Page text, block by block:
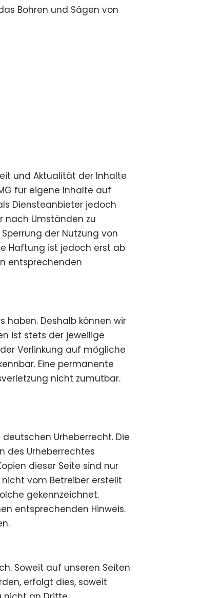
Bohren und Sägen von
und Aktualität der Inhalte
für eigene Inhalte auf
Diensteanbieter jedoch
Umständen zu
der Nutzung von
Haftung ist jedoch erst ab
entsprechenden
haben. Deshalb können wir
ist stets der jeweilige
Verlinkung auf mögliche
Eine permanente
nicht zumutbar.
Urheberrecht. Die
des Urheberrechtes
dieser Seite sind nur
vom Betreiber erstellt
gekennzeichnet.
entsprechenden Hinweis.
Soweit auf unseren Seiten
erfolgt dies, soweit